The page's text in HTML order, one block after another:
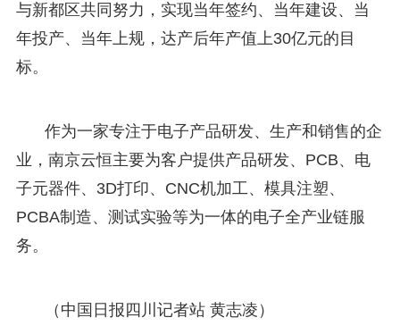
与新都区共同努力，实现当年签约、当年建设、当
年投产、当年上规，达产后年产值上30亿元的目
标。
作为一家专注于电子产品研发、生产和销售的企
业，南京云恒主要为客户提供产品研发、PCB、电
子元器件、3D打印、CNC机加工、模具注塑、
PCBA制造、测试实验等为一体的电子全产业链服
务。
（中国日报四川记者站 黄志凌）